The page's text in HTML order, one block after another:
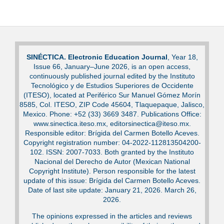
SINÉCTICA. Electronic Education Journal , Year 18,
Issue 66, January–June 2026, is an open access,
continuously published journal edited by the Instituto
Tecnológico y de Estudios Superiores de Occidente
(ITESO), located at Periférico Sur Manuel Gómez Morín
8585, Col. ITESO, ZIP Code 45604, Tlaquepaque, Jalisco,
Mexico. Phone: +52 (33) 3669 3487. Publications Office:
www.sinectica.iteso.mx, editorsinectica@iteso.mx.
Responsible editor: Brígida del Carmen Botello Aceves.
Copyright registration number: 04-2022-112813504200-
102. ISSN: 2007-7033. Both granted by the Instituto
Nacional del Derecho de Autor (Mexican National
Copyright Institute). Person responsible for the latest
update of this issue: Brígida del Carmen Botello Aceves.
Date of last site update: January 21, 2026. March 26,
2026.
The opinions expressed in the articles and reviews